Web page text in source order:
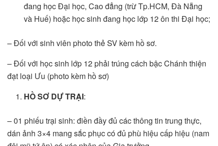
đang học Đại học, Cao đẳng (trừ Tp.HCM, Đà Nẵng
và Huế) hoặc học sinh đang học lớp 12 ôn thi Đại học;
– Đối với sinh viên photo thẻ SV kèm hồ sơ.
– Đối với học sinh lớp 12 phải trúng cách bậc Chánh thiện
đạt loại Ưu (photo kèm hồ sơ)
HỒ SƠ DỰ TRẠI:
– 01 phiếu trại sinh: điền đầy đủ các thông tin trung thực,
dán ảnh 3×4 mang sắc phục có đủ phù hiệu cấp hiệu (nam